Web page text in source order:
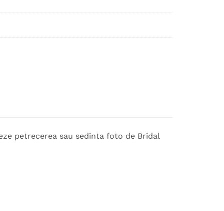
petrecerea sau sedinta foto de Bridal